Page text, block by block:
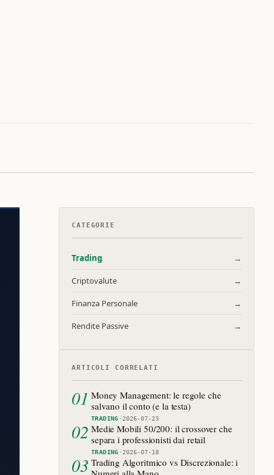
CATEGORIE
Trading →
Criptovalute →
Finanza Personale →
Rendite Passive →
ARTICOLI CORRELATI
01 Money Management: le regole che
salvano il conto (e la testa)
TRADING ·2026-07-23
02 Medie Mobili 50/200: il crossover che
separa i professionisti dai retail
TRADING ·2026-07-18
03 Trading Algoritmico vs Discrezionale: i